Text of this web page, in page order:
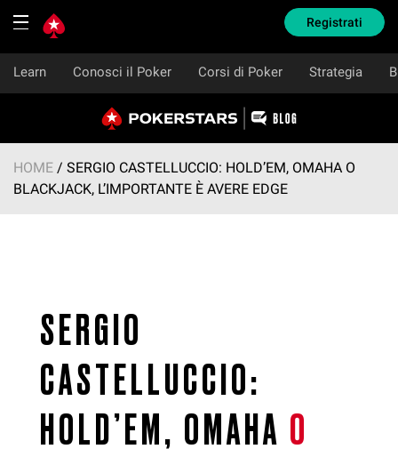
contenuto
Registrati
Learn Conosci il Poker Corsi di Poker Strategia
HOME / SERGIO CASTELLUCCIO: HOLD’EM, OMAHA O
BLACKJACK, L’IMPORTANTE È AVERE EDGE
SERGIO
CASTELLUCCIO:
HOLD’EM, OMAHA O